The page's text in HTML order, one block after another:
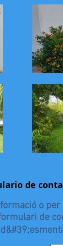
de
o
de